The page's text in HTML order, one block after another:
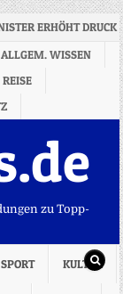
ERHÖHT
ALLGEM. WISSEN
REISE
zu Topp-
SPORT KULTUR